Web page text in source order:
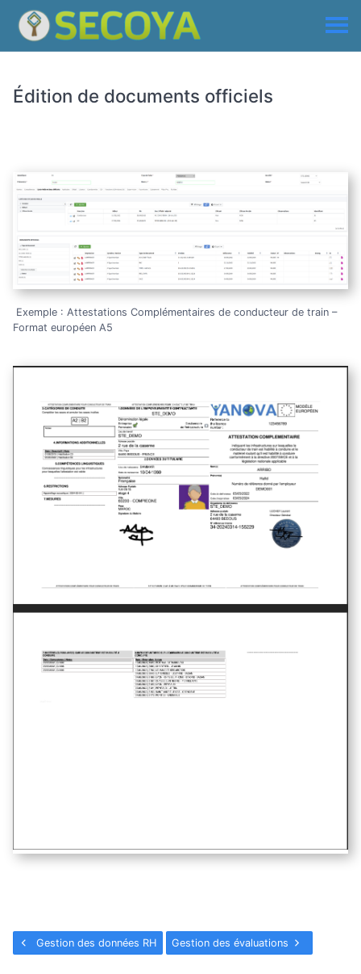
Édition de documents officiels
Exemple : Attestations Complémentaires de conducteur de train –
Format européen A5
Gestion des données RH Gestion des évaluations